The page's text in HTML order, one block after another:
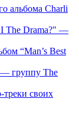
альбома Charli
I The Drama?" —
“Man’s Best
— группу The
своих